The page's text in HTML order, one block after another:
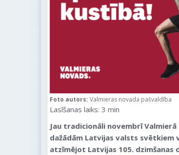
Foto autors: Valmieras novada pašvaldība
Lasīšanas laiks: 3 min
Jau tradicionāli novembrī
dažādām Latvijas valsts
atzīmējot Latvijas 105. dzimšanas